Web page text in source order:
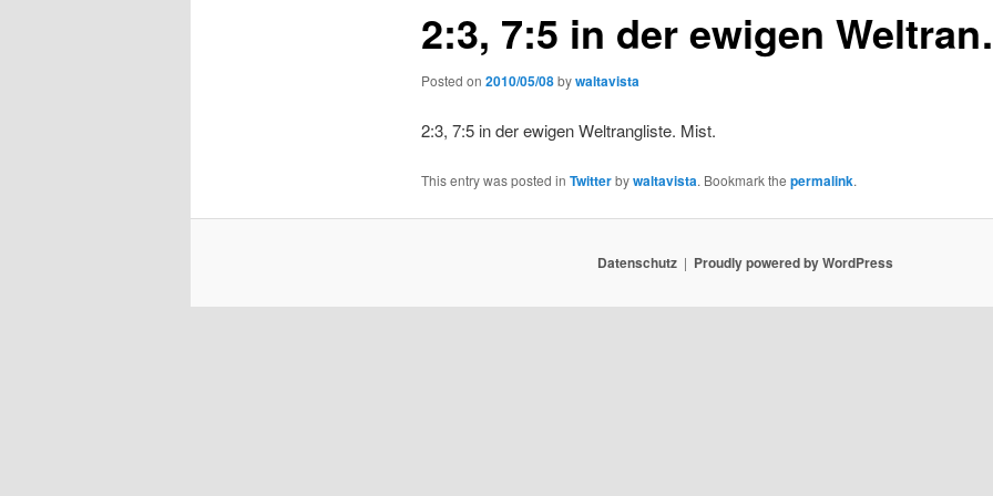
2:3, 7:5 in der ewigen
Posted on 2010/05/08bywaltavista
2:3, 7:5 in der ewigen Weltrangliste. Mist.
This entry was posted in Twitterbywaltavista. Bookmark the permalink.
Datenschutz Proudly powered by WordPress